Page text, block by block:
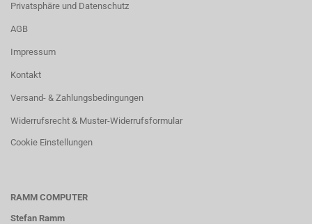
Privatsphäre und Datenschutz
AGB
Impressum
Kontakt
Versand- & Zahlungsbedingungen
Widerrufsrecht & Muster-Widerrufsformular
Cookie Einstellungen
RAMM COMPUTER
Stefan Ramm